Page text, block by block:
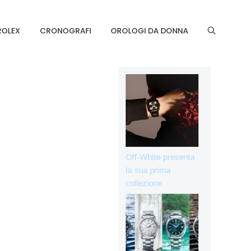
CRONOGRAFI OROLOGI DA DONNA
Off-White presenta
la sua prima
collezione